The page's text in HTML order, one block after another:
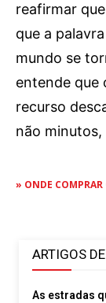
reafirmar
que a
mundo se
entende que
recurso
não
» ONDE
ARTIGOS
As estradas